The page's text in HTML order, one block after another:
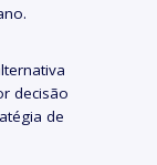
decisão
de